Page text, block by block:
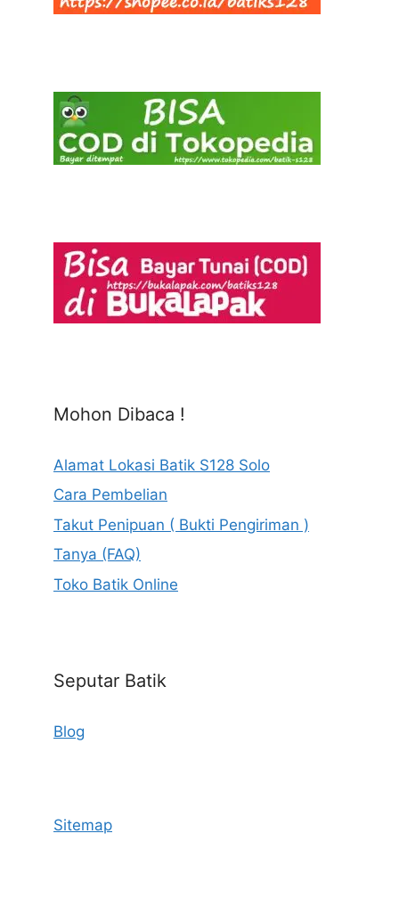
Mohon Dibaca !
Alamat Lokasi Batik S128 Solo
Cara Pembelian
Takut Penipuan ( Bukti Pengiriman )
Tanya (FAQ)
Toko Batik Online
Seputar Batik
Blog
Sitemap